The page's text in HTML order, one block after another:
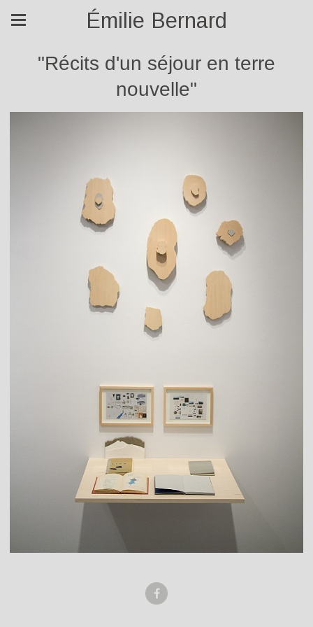
Émilie Bernard
"Récits d'un séjour en terre
nouvelle"